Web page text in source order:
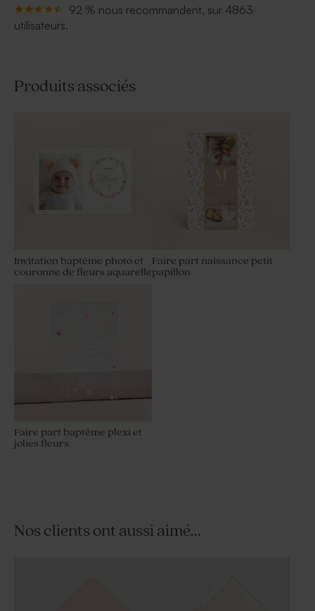
92 % nous recommandent, sur 4863
utilisateurs.
Produits associés
Invitation baptême photo et
couronne de fleurs aquarelle
Faire part naissance petit
papillon
Faire part baptême plexi et
jolies fleurs
Nos clients ont aussi aimé...